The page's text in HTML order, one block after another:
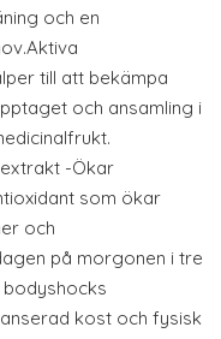
och en
till att bekämpa
och ansamling i
-Ökar
som ökar
och
på morgonen i tre
kost och fysisk